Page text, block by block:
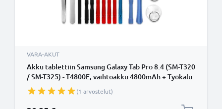
VARA-AKUT
Akku tablettiin Samsung Galaxy Tab Pro 8.4 (SM-T320
/ SM-T325) - T4800E, vaihtoakku 4800mAh + Työkalu
(1 arvostelut)